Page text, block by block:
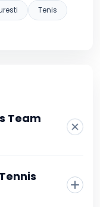
Tenis
Team
sau mesaje
actualizat
care îți convine.